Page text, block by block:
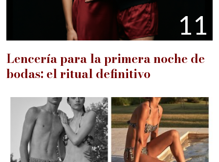
11
Lencería para la primera noche de
bodas: el ritual definitivo